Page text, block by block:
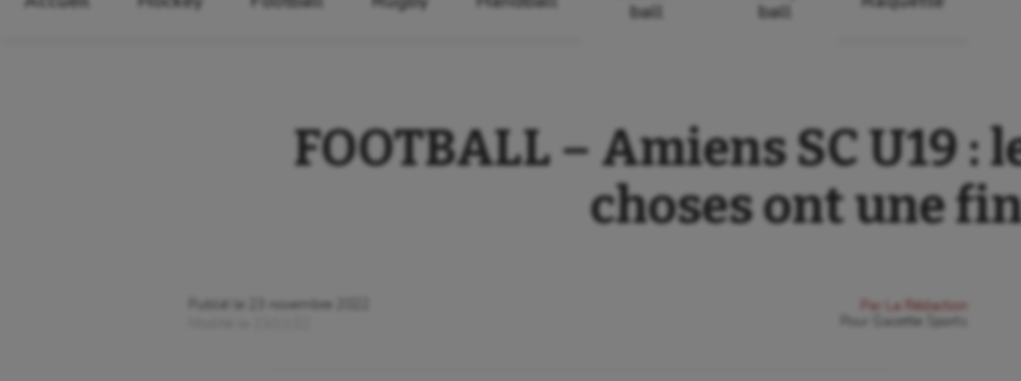
ball
ball
FOOTBALL – Amiens SC U19 :
choses ont une
Publié le
23 novembre 2022
Par
La Rédaction
Gazette Sports